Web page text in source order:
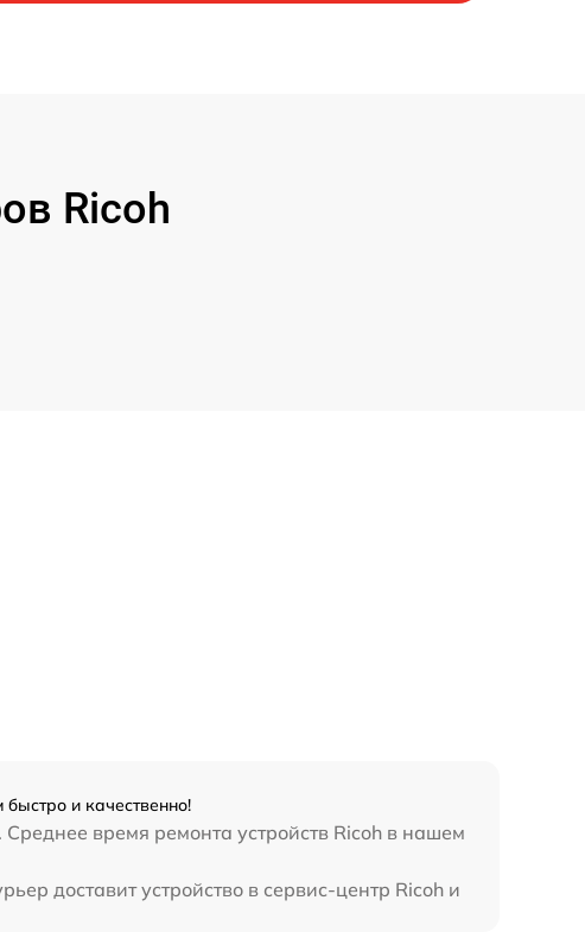
Ricoh
и качественно!
Среднее время ремонта устройств Ricoh в нашем
доставит устройство в сервис-центр Ricoh и